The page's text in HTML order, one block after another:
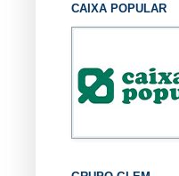
CAIXA POPULAR